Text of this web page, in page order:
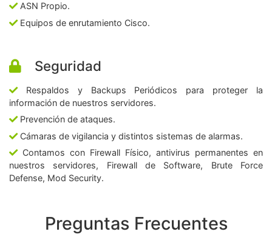
ASN Propio.
Equipos de enrutamiento Cisco.
Seguridad
Respaldos y Backups Periódicos para proteger la
información de nuestros servidores.
Prevención de ataques.
Cámaras de vigilancia y distintos sistemas de alarmas.
Contamos con Firewall Físico, antivirus permanentes en
nuestros servidores, Firewall de Software, Brute Force
Defense, Mod Security.
Preguntas Frecuentes